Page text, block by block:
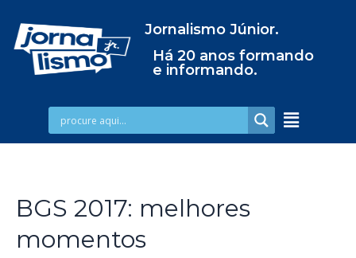
Jornalismo Júnior.
Há 20 anos formando
e informando.
BGS 2017: melhores
momentos